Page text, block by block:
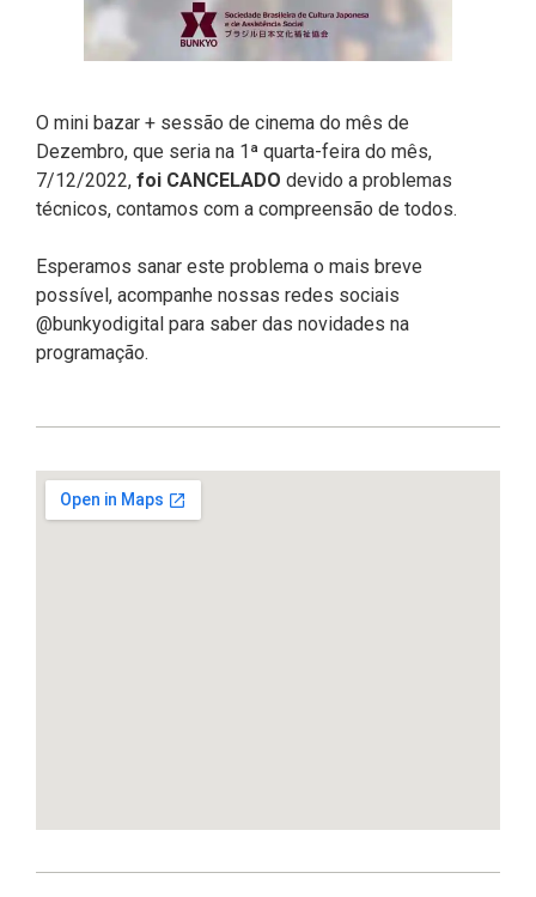
O mini bazar + sessão de cinema do mês de
Dezembro, que seria na 1ª quarta-feira do mês,
7/12/2022, foi CANCELADO devido a problemas
técnicos, contamos com a compreensão de todos.
Esperamos sanar este problema o mais breve
possível, acompanhe nossas redes sociais
@bunkyodigital para saber das novidades na
programação.